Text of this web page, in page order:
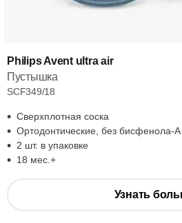
Philips Avent ultra air
Пустышка
SCF349/18
Сверхплотная соска
Ортодонтические, без бисфенола-А
2 шт. в упаковке
18 мес.+
Узнать